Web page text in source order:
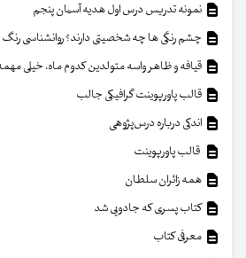
نمونه تدریس درس اول هدیه آسمان پنجم
چشم رنگی ها چه شخصیتی دارند؟ روانشناسی
قیافه و ظاهر واسه متولدین کدوم ماه، خیلی
قالب پاورپوینت گرافیکی جالب
اندکی درباره درس‌پژوهی
قالب پاورپوینت
همه زائران سلطان
کتاب پسری که جادویی شد
معرفی کتاب